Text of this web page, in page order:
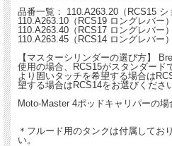
品番一覧： 110.A263.20（RCS15 シ
110.A263.10（RCS19 ロングレバー）
110.A263.40（RCS17 ロングレバー）
110.A263.45（RCS14 ロングレバー）
【マスターシリンダーの選び方】
使用の場合、RCS15がスタンダード
より固いタッチを希望する場合は
望する場合はRCS14をお選びくださ
Moto-Master 4ポッドキャリパーの場
＊フルード用のタンクは付属してお
い。